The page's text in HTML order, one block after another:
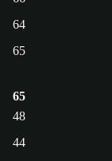
64
65
65
48
44